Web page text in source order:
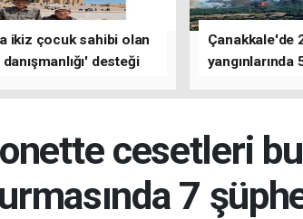
ikiz çocuk sahibi olan
desteği
Çanakkale'de
yangınlarında
cesetleri
7